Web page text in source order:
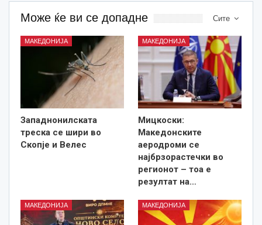
Сите
Може ќе ви се допадне
МАКЕДОНИЈА
Западнонилската
треска се шири во
Скопје и Велес
МАКЕДОНИЈА
Мицкоски:
Македонските
аеродроми се
најбрзорастечки во
регионот – тоа е
резултат на…
МАКЕДОНИЈА МАКЕДОНИЈА